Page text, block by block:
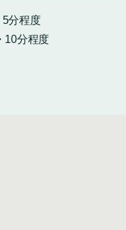
分程度
10分程度